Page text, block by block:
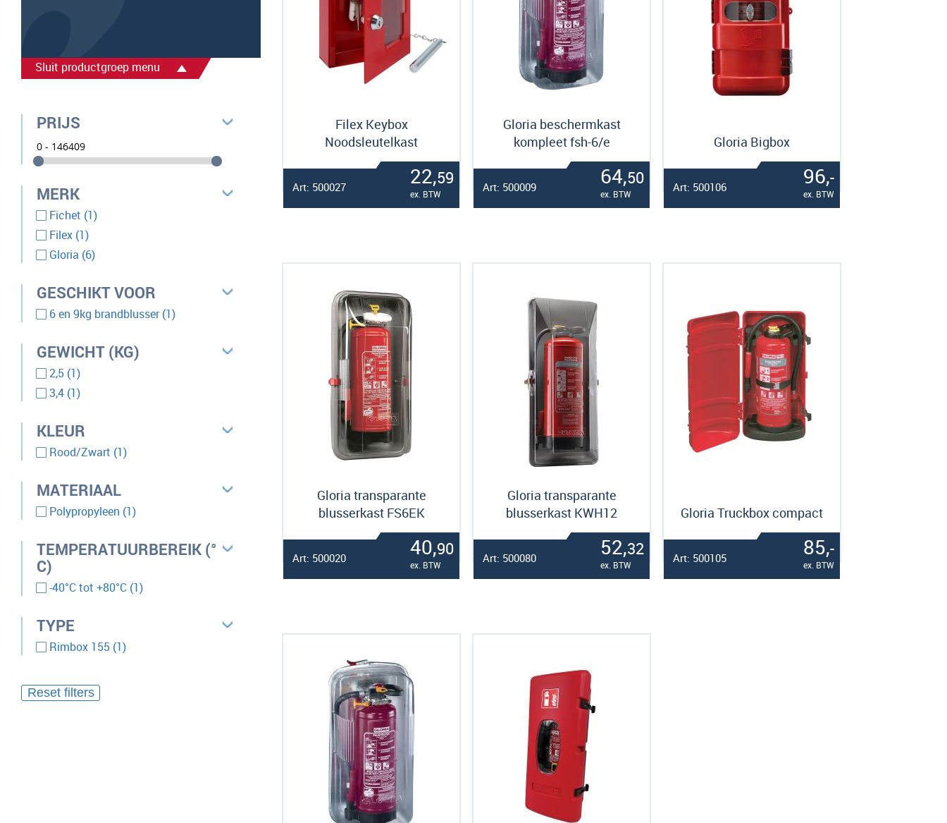
Filex Keybox
Noodsleutelkast
22,59
ex. BTW
Art: 500027
Gloria beschermkast
kompleet fsh-6/e
64,50
ex. BTW
Art: 500009
Gloria Bigbox
96,-
ex. BTW
Art: 500106
Gloria transparante
blusserkast FS6EK
40,90
ex. BTW
Art: 500020
Gloria transparante
blusserkast KWH12
52,32
ex. BTW
Art: 500080
Gloria Truckbox compact
85,-
ex. BTW
Art: 500105
Sluit productgroep menu
PRIJS
MERK
Fichet 1product
Filex 1product
Gloria 6producten
GESCHIKT VOOR
6 en 9kg brandblusser 1product
GEWICHT (KG)
2,5 1product
3,4 1product
KLEUR
Rood/Zwart 1product
MATERIAAL
Polypropyleen 1product
TEMPERATUURBEREIK (°
C)
-40°C tot +80°C 1product
TYPE
Rimbox 155 1product